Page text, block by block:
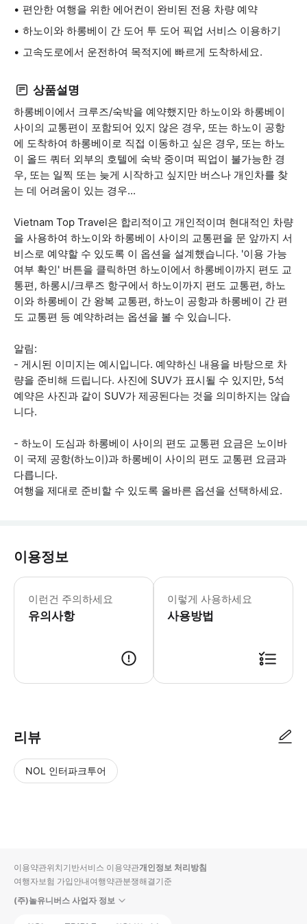
편안한 여행을 위한 에어컨이 완비된 전용 차량 예약
하노이와 하롱베이 간 도어 투 도어 픽업 서비스 이용하기
고속도로에서 운전하여 목적지에 빠르게 도착하세요.
상품설명
하롱베이에서 크루즈/숙박을 예약했지만 하노이와 하롱베이
사이의 교통편이 포함되어 있지 않은 경우, 또는 하노이 공항
에 도착하여 하롱베이로 직접 이동하고 싶은 경우, 또는 하노
이 올드 쿼터 외부의 호텔에 숙박 중이며 픽업이 불가능한 경
우, 또는 일찍 또는 늦게 시작하고 싶지만 버스나 개인차를 찾
는 데 어려움이 있는 경우...
Vietnam Top Travel은 합리적이고 개인적이며 현대적인 차량
을 사용하여 하노이와 하롱베이 사이의 교통편을 문 앞까지 서
비스로 예약할 수 있도록 이 옵션을 설계했습니다. '이용 가능
여부 확인' 버튼을 클릭하면 하노이에서 하롱베이까지 편도 교
통편, 하롱시/크루즈 항구에서 하노이까지 편도 교통편, 하노
이와 하롱베이 간 왕복 교통편, 하노이 공항과 하롱베이 간 편
도 교통편 등 예약하려는 옵션을 볼 수 있습니다.
알림:
- 게시된 이미지는 예시입니다. 예약하신 내용을 바탕으로 차
량을 준비해 드립니다. 사진에 SUV가 표시될 수 있지만, 5석
예약은 사진과 같이 SUV가 제공된다는 것을 의미하지는 않습
니다.
- 하노이 도심과 하롱베이 사이의 편도 교통편 요금은 노이바
이 국제 공항(하노이)과 하롱베이 사이의 편도 교통편 요금과
다릅니다.
여행을 제대로 준비할 수 있도록 올바른 옵션을 선택하세요.
이용정보
이런건 주의하세요
유의사항
모든 승객은 여행사에 휴대폰 또는 이
이렇게 사용하세요
사용방법
리뷰
NOL 인터파크투어
입니
다.
순
상
이용약관위치기반서비스 이용약관개인정보 처리방침
여행자보험 가입안내여행약관분쟁해결기준
(주)놀유니버스 사업자 정보